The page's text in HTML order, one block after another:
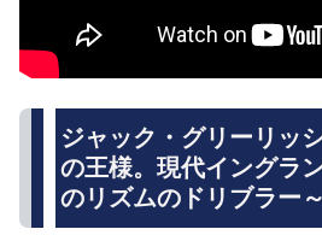
ジャック・グリーリッ
の王様。現代イングラ
のリズムのドリブラー～